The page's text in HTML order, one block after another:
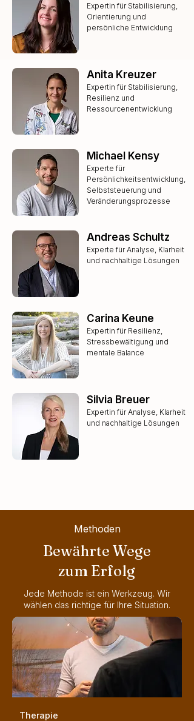
Expertin für Stabilisierung,
Orientierung und
persönliche Entwicklung
Anita Kreuzer
Expertin für Stabilisierung,
Resilienz und
Ressourcenentwicklung
Michael Kensy
Experte für
Persönlichkeitsentwicklung,
Selbststeuerung und
Veränderungsprozesse
Andreas Schultz
Experte für Analyse, Klarheit
und nachhaltige Lösungen
Carina Keune
​Expertin für Resilienz,
Stressbewältigung und
mentale Balance
Silvia Breuer
Expertin für Analyse, Klarheit
und nachhaltige Lösungen
Methoden
Bewährte Wege
zum Erfolg
Jede Methode ist ein Werkzeug. Wir
wählen das richtige für Ihre Situation.
Therapie